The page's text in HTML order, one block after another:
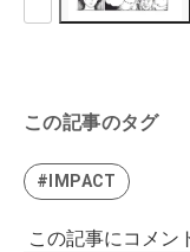
この記事のタグ
#IMPACT